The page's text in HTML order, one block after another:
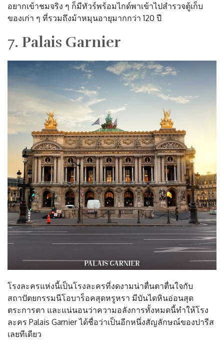
อยากเข้าชมจริง ๆ ก็มีทัวร์พร้อมไกด์พาเข้าไปสำรวจตู้เก็บ
ของเก่า ๆ ที่รวมถึงม้าหมุนอายุมากกว่า 120 ปี
7. Palais Garnier
โรงละครแห่งนี้เป็นโรงละครที่งดงามน่าตื่นตาตื่นใจกับ
สถาปัตยกรรมนีโอบาร็อคสุดหรูหรา มีบันไดหินอ่อนสุด
ตระการตา และแน่นอนว่าความอลังการทั้งหมดนี้ทำให้โรง
ละคร Palais Garnier ได้ชื่อว่าเป็นอีกหนึ่งสัญลักษณ์ของปารีส
เลยทีเดียว